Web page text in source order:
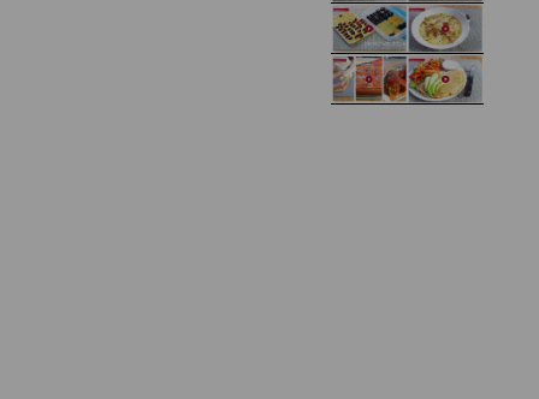
Domowy ketchup (bez
cukru)
Tarta francuska z
cebulą i pomidorem
Domowe żelki
Zupa kurkowa z
selerem i pietruszką